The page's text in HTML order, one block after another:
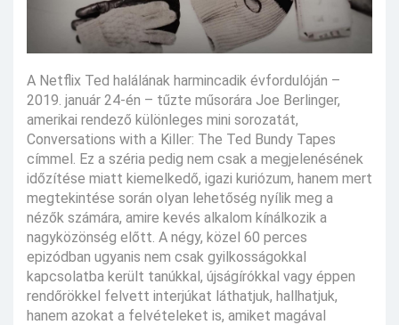
A Netflix Ted halálának harmincadik évfordulóján –
2019. január 24-én – tűzte műsorára Joe Berlinger,
amerikai rendező különleges mini sorozatát,
Conversations with a Killer: The Ted Bundy Tapes
címmel. Ez a széria pedig nem csak a megjelenésének
időzítése miatt kiemelkedő, igazi kuriózum, hanem mert
megtekintése során olyan lehetőség nyílik meg a
nézők számára, amire kevés alkalom kínálkozik a
nagyközönség előtt. A négy, közel 60 perces
epizódban ugyanis nem csak gyilkosságokkal
kapcsolatba került tanúkkal, újságírókkal vagy éppen
rendőrökkel felvett interjúkat láthatjuk, hallhatjuk,
hanem azokat a felvételeket is, amiket magával